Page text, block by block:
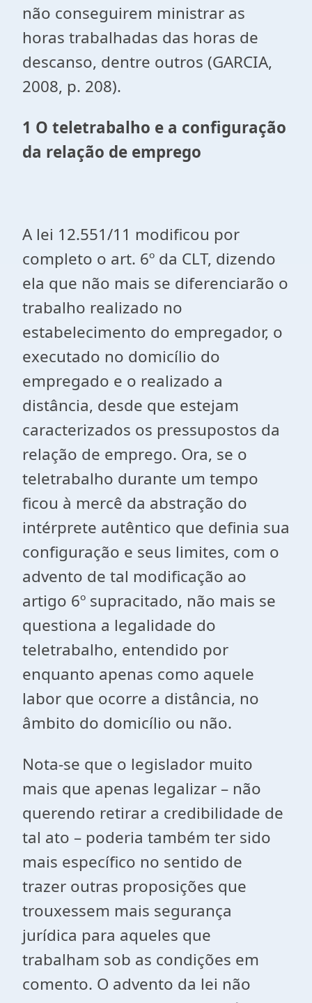
não conseguirem ministrar as
horas trabalhadas das horas de
descanso, dentre outros (GARCIA,
2008, p. 208).
1 O teletrabalho e a configuração
da relação de emprego
A lei 12.551/11 modificou por
completo o art. 6º da CLT, dizendo
ela que não mais se diferenciarão o
trabalho realizado no
estabelecimento do empregador, o
executado no domicílio do
empregado e o realizado a
distância, desde que estejam
caracterizados os pressupostos da
relação de emprego. Ora, se o
teletrabalho durante um tempo
ficou à mercê da abstração do
intérprete autêntico que definia sua
configuração e seus limites, com o
advento de tal modificação ao
artigo 6º supracitado, não mais se
questiona a legalidade do
teletrabalho, entendido por
enquanto apenas como aquele
labor que ocorre a distância, no
âmbito do domicílio ou não.
Nota-se que o legislador muito
mais que apenas legalizar – não
querendo retirar a credibilidade de
tal ato – poderia também ter sido
mais específico no sentido de
trazer outras proposições que
trouxessem mais segurança
jurídica para aqueles que
trabalham sob as condições em
comento. O advento da lei não